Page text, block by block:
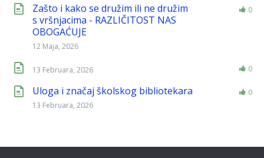
Zašto i kako se družim ili ne družim
s vršnjacima - RAZLIČITOST NAS
OBOGAĆUJE
12 Maja, 2026
0
13 Februara, 2026 0
Uloga i značaj školskog bibliotekara
13 Februara, 2026
0